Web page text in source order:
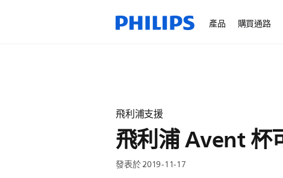
產品 購買通路
飛利浦支援
飛利浦 Avent 杯
發表於 2019-11-17